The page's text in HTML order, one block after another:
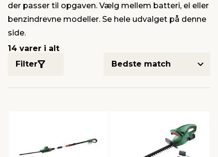
brædder
& opbevaring
& persienner
& ventilation
kloak
Home
& fugemasse
& spande
underholdning
der passer til opgaven. Vælg mellem batteri, el eller
benzindrevne modeller. Se hele udvalget på denne
side.
14 varer i alt
Filter